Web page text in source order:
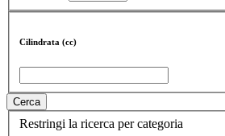
Cilindrata (cc)
Cerca
Restringi la ricerca per categoria